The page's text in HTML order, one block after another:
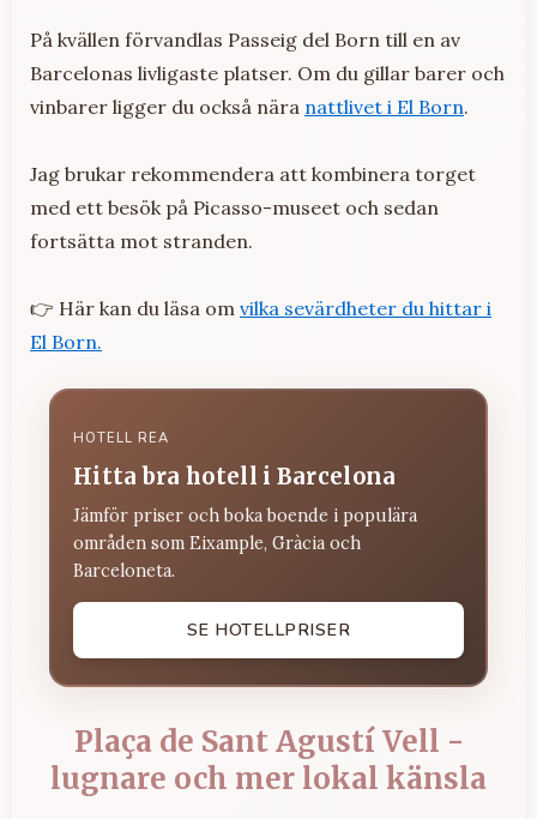
På kvällen förvandlas Passeig del Born till en av
Barcelonas livligaste platser. Om du gillar barer och
vinbarer ligger du också nära nattlivet i El Born.
Jag brukar rekommendera att kombinera torget
med ett besök på Picasso-museet och sedan
fortsätta mot stranden.
👉 Här kan du läsa om vilka sevärdheter du hittar i
El Born.
HOTELL REA
Hitta bra hotell i Barcelona
Jämför priser och boka boende i populära
områden som Eixample, Gràcia och
Barceloneta.
SE HOTELLPRISER
Plaça de Sant Agustí Vell -
lugnare och mer lokal känsla